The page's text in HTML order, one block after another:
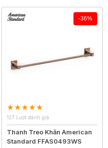
-36%
127 Lượt đánh giá
Thanh Treo Khăn American
Standard FFAS0493WS